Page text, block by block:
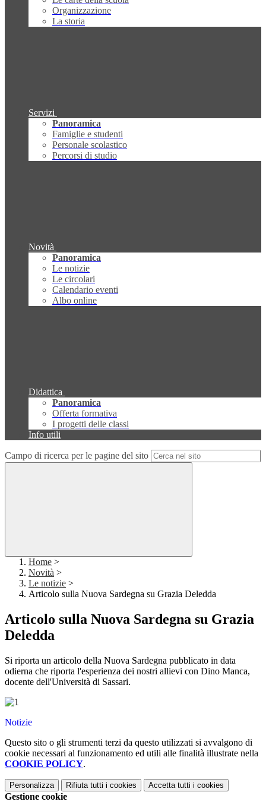
Organizzazione
La storia
Servizi
Panoramica
Famiglie e studenti
Personale scolastico
Percorsi di studio
Novità
Panoramica
Le notizie
Le circolari
Calendario eventi
Albo online
Didattica
Panoramica
Offerta formativa
I progetti delle classi
Info utili
Campo di ricerca per le pagine del sito
Home >
Novità >
Le notizie >
Articolo sulla Nuova Sardegna su Grazia Deledda
Articolo sulla Nuova Sardegna su Grazia
Deledda
Si riporta un articolo della Nuova Sardegna pubblicato in data
odierna che riporta l'esperienza dei nostri allievi con Dino Manca,
docente dell'Università di Sassari.
Notizie
Questo sito o gli strumenti terzi da questo utilizzati si avvalgono di
cookie necessari al funzionamento ed utili alle finalità illustrate nella
COOKIE POLICY.
Personalizza Rifiuta tutti i cookies Accetta tutti i cookies
Gestione cookie